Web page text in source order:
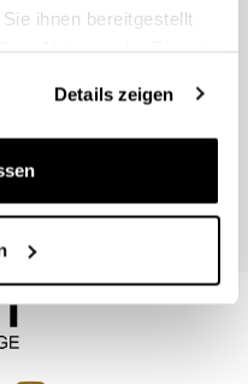
ihnen bereitgestellt
Details zeigen
(Link)